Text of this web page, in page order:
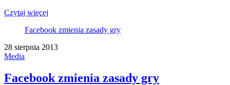
Czytaj więcej
Facebook zmienia zasady gry
28 sierpnia 2013
Media
Facebook zmienia zasady gry